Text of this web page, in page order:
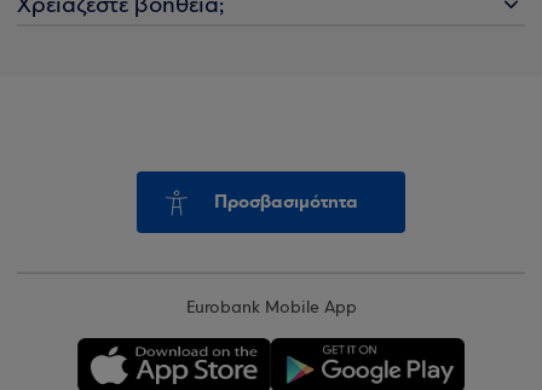
Χρειάζεστε βοήθεια;
Προσβασιμότητα
Eurobank Mobile App